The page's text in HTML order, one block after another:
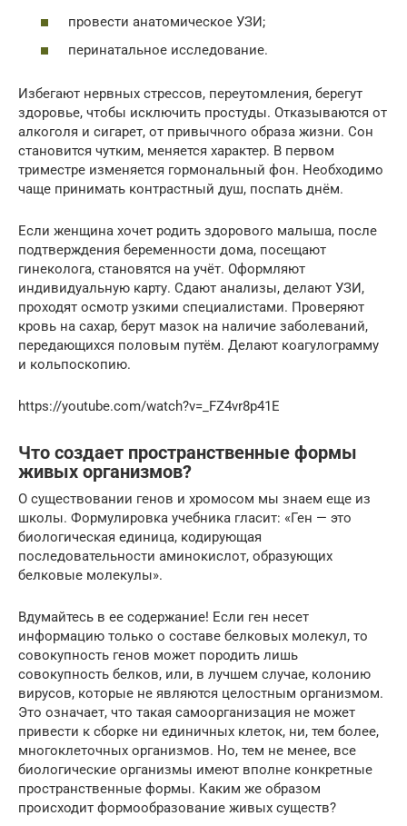
провести анатомическое УЗИ;
перинатальное исследование.
Избегают нервных стрессов, переутомления, берегут
здоровье, чтобы исключить простуды. Отказываются от
алкоголя и сигарет, от привычного образа жизни. Сон
становится чутким, меняется характер. В первом
триместре изменяется гормональный фон. Необходимо
чаще принимать контрастный душ, поспать днём.
Если женщина хочет родить здорового малыша, после
подтверждения беременности дома, посещают
гинеколога, становятся на учёт. Оформляют
индивидуальную карту. Сдают анализы, делают УЗИ,
проходят осмотр узкими специалистами. Проверяют
кровь на сахар, берут мазок на наличие заболеваний,
передающихся половым путём. Делают коагулограмму
и кольпоскопию.
https://youtube.com/watch?v=_FZ4vr8p41E
Что создает пространственные формы
живых организмов?
О существовании генов и хромосом мы знаем еще из
школы. Формулировка учебника гласит: «Ген — это
биологическая единица, кодирующая
последовательности аминокислот, образующих
белковые молекулы».
Вдумайтесь в ее содержание! Если ген несет
информацию только о составе белковых молекул, то
совокупность генов может породить лишь
совокупность белков, или, в лучшем случае, колонию
вирусов, которые не являются целостным организмом.
Это означает, что такая самоорганизация не может
привести к сборке ни единичных клеток, ни, тем более,
многоклеточных организмов. Но, тем не менее, все
биологические организмы имеют вполне конкретные
пространственные формы. Каким же образом
происходит формообразование живых существ?